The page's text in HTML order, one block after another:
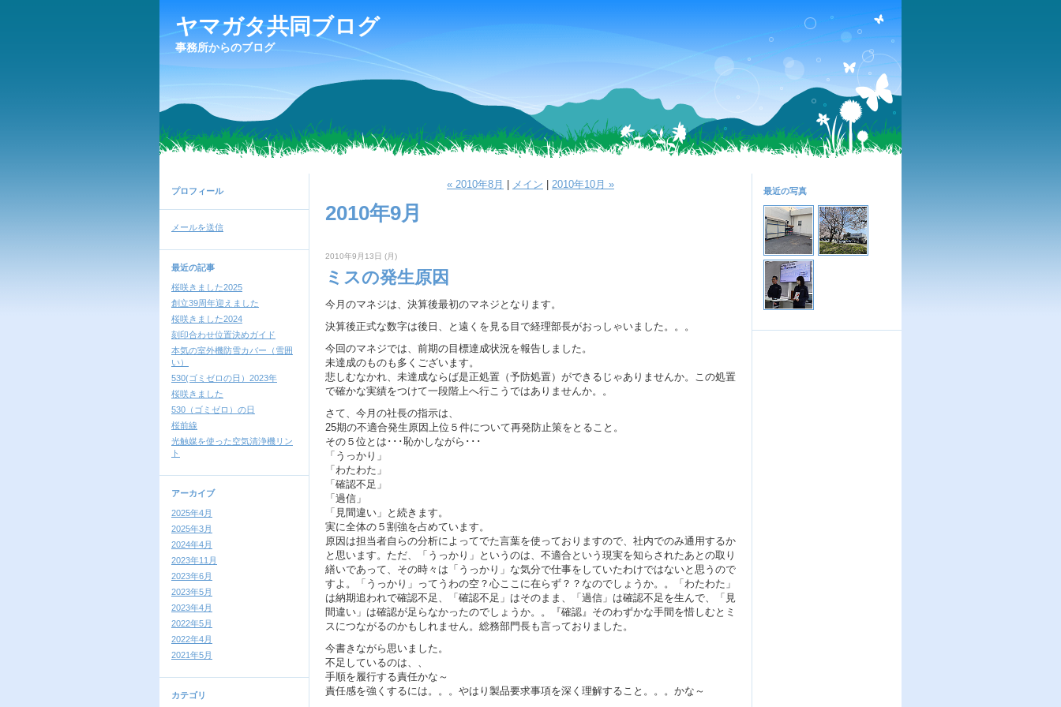
ヤマガタ共同ブログ
事務所からのブログ
プロフィール
メールを送信
最近の記事
桜咲きました2025
創立39周年迎えました
桜咲きました2024
刻印合わせ位置決めガイド
本気の室外機防雪カバー（雪囲
い）
530(ゴミゼロの日）2023年
桜咲きました
530（ゴミゼロ）の日
桜前線
光触媒を使った空気清浄機リン
ト
アーカイブ
2025年4月
2025年3月
2024年4月
2023年11月
2023年6月
2023年5月
2023年4月
2022年5月
2022年4月
2021年5月
カテゴリ
« 2010年8月 メイン 2010年10月 »
2010年9月
2010年9月13日 (月)
ミスの発生原因
今月のマネジは、決算後最初のマネジとなります。
決算後正式な数字は後日、と遠くを見る目で経理部長がおっしゃいました。。。
今回のマネジでは、前期の目標達成状況を報告しました。
未達成のものも多くございます。
悲しむなかれ、未達成ならば是正処置（予防処置）ができるじゃありませんか。この処置
で確かな実績をつけて一段階上へ行こうではありませんか。。
さて、今月の社長の指示は、
25期の不適合発生原因上位５件について再発防止策をとること。
その５位とは･･･恥かしながら･･･
「うっかり」
「わたわた」
「確認不足」
「過信」
「見間違い」と続きます。
実に全体の５割強を占めています。
原因は担当者自らの分析によってでた言葉を使っておりますので、社内でのみ通用するか
と思います。ただ、「うっかり」というのは、不適合という現実を知らされたあとの取り
繕いであって、その時々は「うっかり」な気分で仕事をしていたわけではないと思うので
すよ。「うっかり」ってうわの空？心ここに在らず？？なのでしょうか。。「わたわた」
は納期追われで確認不足、「確認不足」はそのまま、「過信」は確認不足を生んで、「見
間違い」は確認が足らなかったのでしょうか。。『確認』そのわずかな手間を惜しむとミ
スにつながるのかもしれません。総務部門長も言っておりました。
今書きながら思いました。
不足しているのは、、
手順を履行する責任かな～
責任感を強くするには。。。やはり製品要求事項を深く理解すること。。。かな～
最近の写真